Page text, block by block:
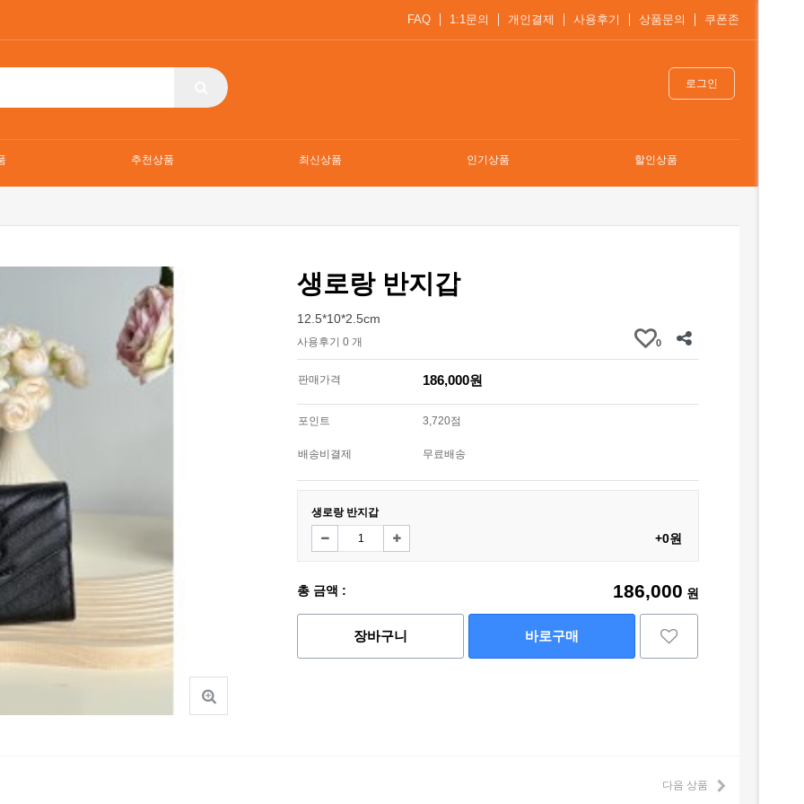
FAQ 1:1문의 개인결제 사용후기 상품문의 쿠폰존
로그인
추천상품 최신상품 인기상품 할인상품
생로랑 반지갑
12.5*10*2.5cm
사용후기 0 개 0
판매가격 186,000원
포인트 3,720점
배송비결제 무료배송
생로랑 반지갑
+0원
총 금액 : 186,000 원
장바구니 바로구매
다음 상품